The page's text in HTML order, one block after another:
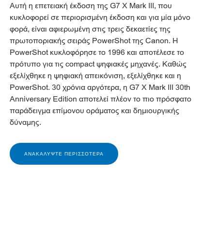
Αυτή η επετειακή έκδοση της G7 X Mark III, που
κυκλοφορεί σε περιορισμένη έκδοση και για μία μόνο
φορά, είναι αφιερωμένη στις τρεις δεκαετίες της
πρωτοποριακής σειράς PowerShot της Canon. Η
PowerShot κυκλοφόρησε το 1996 και αποτέλεσε το
πρότυπο για τις compact ψηφιακές μηχανές. Καθώς
εξελίχθηκε η ψηφιακή απεικόνιση, εξελίχθηκε και η
PowerShot. 30 χρόνια αργότερα, η G7 X Mark III 30th
Anniversary Edition αποτελεί πλέον το πιο πρόσφατο
παράδειγμα επίμονου οράματος και δημιουργικής
δύναμης.
ΑΝΑΚΑΛΥΨΤΕ ΠΕΡΙΣΣΟΤΕΡΑ